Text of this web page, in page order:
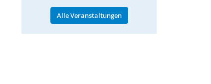
Alle Veranstaltungen